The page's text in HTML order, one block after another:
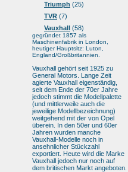
Triumph (25)
TVR (7)
Vauxhall (58)
gegründet 1857 als
Maschinenfabrik in London,
heutiger Hauptsitz: Luton,
England/Großbritannien.
Vauxhall gehört seit 1925 zu
General Motors. Lange Zeit
agierte Vauxhall eigenständig,
seit dem Ende der 70er Jahre
jedoch stimmt die Modellpalette
(und mittlerweile auch die
jeweilige Modellbezeichnung)
weitgehend mit der von Opel
überein. In den 50er und 60er
Jahren wurden manche
Vauxhall-Modelle noch in
ansehnlicher Stückzahl
exportiert. Heute wird die Marke
Vauxhall jedoch nur noch auf
dem britischen Markt angeboten.